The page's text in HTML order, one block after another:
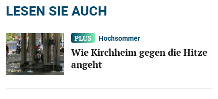
LESEN SIE AUCH
Hochsommer
Wie Kirchheim gegen die Hitze
angeht